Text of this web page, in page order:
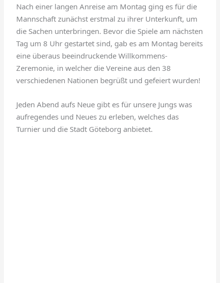
Nach einer langen Anreise am Montag ging es für die
Mannschaft zunächst erstmal zu ihrer Unterkunft, um
die Sachen unterbringen. Bevor die Spiele am nächsten
Tag um 8 Uhr gestartet sind, gab es am Montag bereits
eine überaus beeindruckende Willkommens-
Zeremonie, in welcher die Vereine aus den 38
verschiedenen Nationen begrüßt und gefeiert wurden!
Jeden Abend aufs Neue gibt es für unsere Jungs was
aufregendes und Neues zu erleben, welches das
Turnier und die Stadt Göteborg anbietet.